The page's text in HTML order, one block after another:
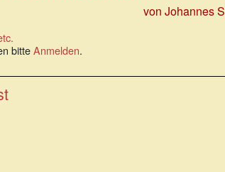
von Johannes
bitteAnmelden.